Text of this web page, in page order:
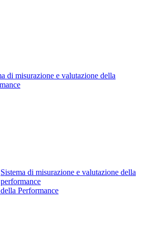
di misurazione e valutazione della
Sistema di misurazione e valutazione della
performance
Performance